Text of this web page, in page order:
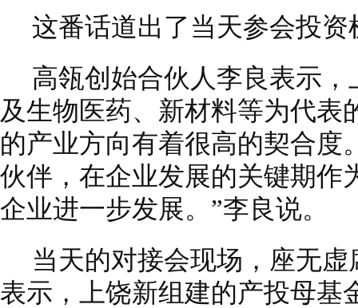
这番话道出了当天参会投
高瓴创始合伙人李良表示
及生物医药、新材料等为代表
的产业方向有着很高的契合度
伙伴，在企业发展的关键期作
企业进一步发展。”李良说。
当天的对接会现场，座无
表示，上饶新组建的产投母基